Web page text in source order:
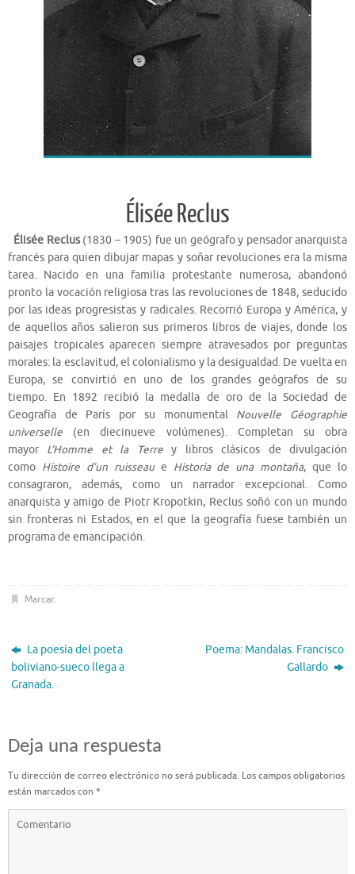
Élisée Reclus
Élisée Reclus(1830 – 1905) fue un geógrafo y pensador anarquista
francés para quien dibujar mapas y soñar revoluciones era la misma
tarea. Nacido en una familia protestante numerosa, abandonó
pronto la vocación religiosa tras las revoluciones de 1848, seducido
por las ideas progresistas y radicales. Recorrió Europa y América, y
de aquellos años salieron sus primeros libros de viajes, donde los
paisajes tropicales aparecen siempre atravesados por preguntas
morales: la esclavitud, el colonialismo y la desigualdad. De vuelta en
Europa, se convirtió en uno de los grandes geógrafos de su
tiempo. En 1892 recibió la medalla de oro de la Sociedad de
Geografía de París por su monumental Nouvelle Géographie
universelle (en diecinueve volúmenes). Completan su obra
mayor L’Homme et la Terrey libros clásicos de divulgación
como Histoire d’un ruisseaue Historia de una montaña, que lo
consagraron, además, como un narrador excepcional. Como
anarquista y amigo de Piotr Kropotkin, Reclus soñó con un mundo
sin fronteras ni Estados, en el que la geografía fuese también un
programa de emancipación.
Marcar.
La poesía del poeta
boliviano-sueco llega a
Granada.
Poema: Mandalas. Francisco
Gallardo
Deja una respuesta
Tu dirección de correo electrónico no será publicada. Los campos obligatorios
están marcados con *